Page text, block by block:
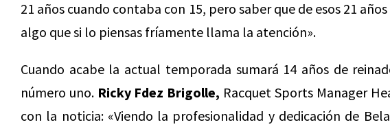
21 años cuando contaba con 15, pero saber que de esos 21
algo que si lo piensas fríamente llama la atención».
Cuando acabe la actual temporada sumará 14 años de
número uno. Ricky Fdez Brigolle, Racquet Sports Manager
con la noticia: «Viendo la profesionalidad y dedicación de